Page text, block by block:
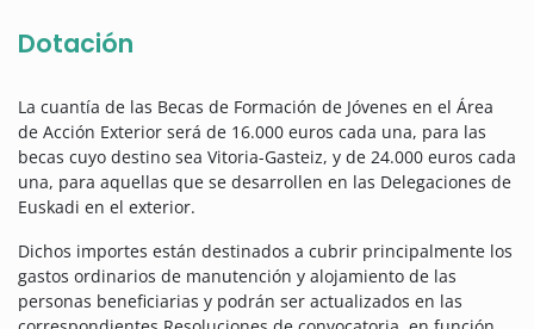
Dotación
La cuantía de las Becas de Formación de Jóvenes en el Área
de Acción Exterior será de 16.000 euros cada una, para las
becas cuyo destino sea Vitoria-Gasteiz, y de 24.000 euros cada
una, para aquellas que se desarrollen en las Delegaciones de
Euskadi en el exterior.
Dichos importes están destinados a cubrir principalmente los
gastos ordinarios de manutención y alojamiento de las
personas beneficiarias y podrán ser actualizados en las